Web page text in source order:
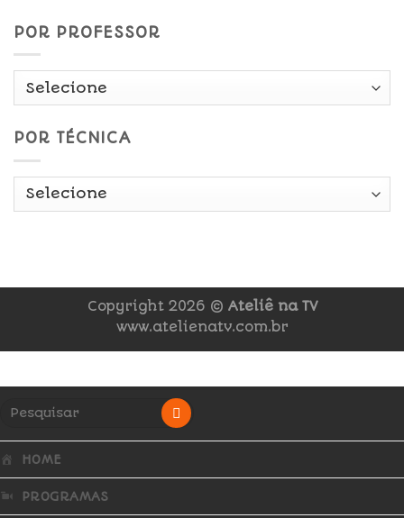
POR PROFESSOR
POR TÉCNICA
Copyright 2026 © Ateliê na TV
www.atelienatv.com.br
HOME
PROGRAMAS